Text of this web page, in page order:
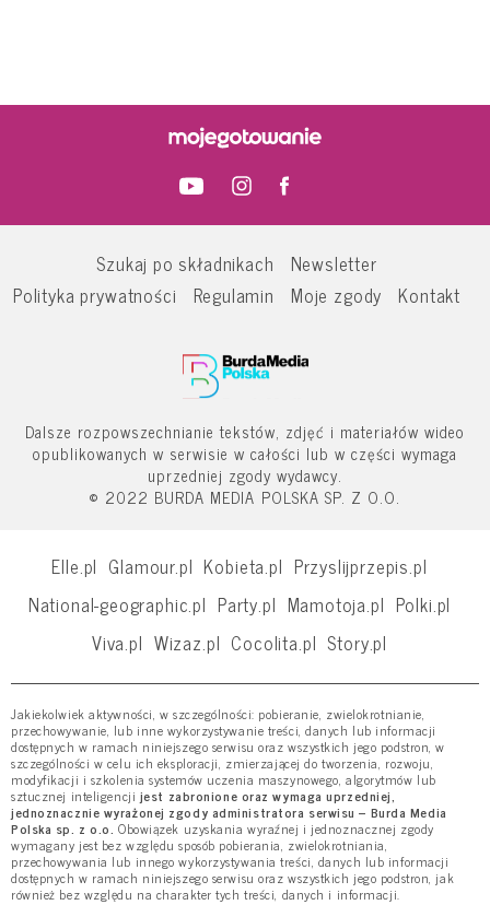
Szukaj po składnikach
Newsletter
Polityka prywatności
Regulamin Moje zgody Kontakt
Dalsze rozpowszechnianie tekstów, zdjęć i materiałów wideo
opublikowanych w serwisie w całości lub w części wymaga
uprzedniej zgody wydawcy.
© 2022 BURDA MEDIA POLSKA SP. Z O.O.
Elle.pl Glamour.pl Kobieta.pl Przyslijprzepis.pl
National-geographic.pl Party.pl Mamotoja.pl Polki.pl
Viva.pl Wizaz.pl Cocolita.pl Story.pl
Jakiekolwiek aktywności, w szczególności: pobieranie, zwielokrotnianie,
przechowywanie, lub inne wykorzystywanie treści, danych lub informacji
dostępnych w ramach niniejszego serwisu oraz wszystkich jego podstron, w
szczególności w celu ich eksploracji, zmierzającej do tworzenia, rozwoju,
modyfikacji i szkolenia systemów uczenia maszynowego, algorytmów lub
sztucznej inteligencji jest zabronione oraz wymaga uprzedniej,
jednoznacznie wyrażonej zgody administratora serwisu – Burda Media
Polska sp. z o.o. Obowiązek uzyskania wyraźnej i jednoznacznej zgody
wymagany jest bez względu sposób pobierania, zwielokrotniania,
przechowywania lub innego wykorzystywania treści, danych lub informacji
dostępnych w ramach niniejszego serwisu oraz wszystkich jego podstron, jak
również bez względu na charakter tych treści, danych i informacji.